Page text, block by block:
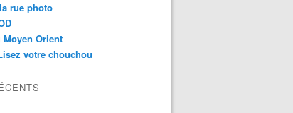
rue photo
Moyen Orient
votre chouchou